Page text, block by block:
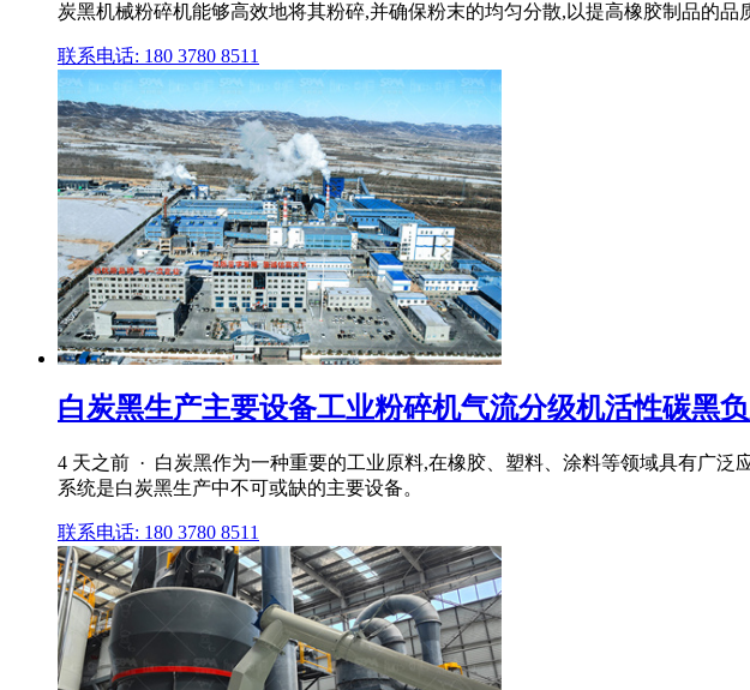
炭黑机械粉碎机能够高效地将其粉碎,并确保粉末的均匀分散,以提高橡胶制品的品
联系电话: 180 3780 8511
白炭黑生产主要设备工业粉碎机气流分级机活性碳黑
4 天之前 · 白炭黑作为一种重要的工业原料,在橡胶、塑料、涂料等领域具有广
系统是白炭黑生产中不可或缺的主要设备。
联系电话: 180 3780 8511